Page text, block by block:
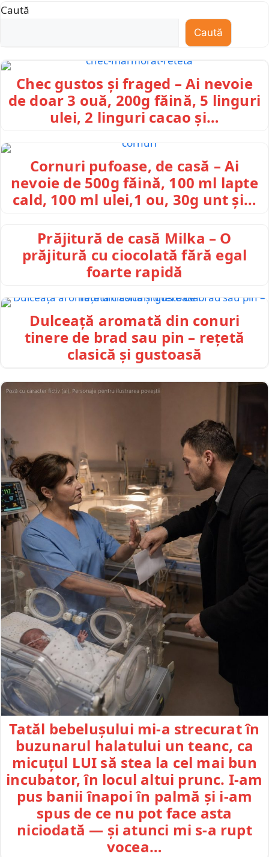
Caută
Caută
Chec gustos și fraged – Ai nevoie
de doar 3 ouă, 200g făină, 5 linguri
ulei, 2 linguri cacao și…
Cornuri pufoase, de casă – Ai
nevoie de 500g făină, 100 ml lapte
cald, 100 ml ulei,1 ou, 30g unt și…
Prăjitură de casă Milka – O
prăjitură cu ciocolată fără egal
foarte rapidă
Dulceață aromată din conuri
tinere de brad sau pin – rețetă
clasică și gustoasă
Tatăl bebelușului mi-a strecurat în
buzunarul halatului un teanc, ca
micuțul LUI să stea la cel mai bun
incubator, în locul altui prunc. I-am
pus banii înapoi în palmă și i-am
spus de ce nu pot face asta
niciodată — și atunci mi s-a rupt
vocea…